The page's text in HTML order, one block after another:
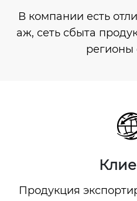
В компании есть
аж, сеть сбыта
регионы
Продукция